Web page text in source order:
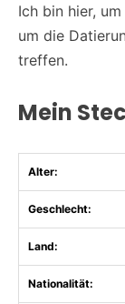
Ich bin hier,
um die
treffen.
Mein
Alter:
Geschlecht:
Land:
Nationalität: